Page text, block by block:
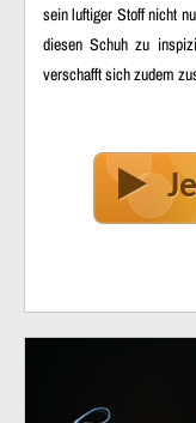
sein luftiger Stoff nicht
diesen Schuh zu
verschafft sich zudem